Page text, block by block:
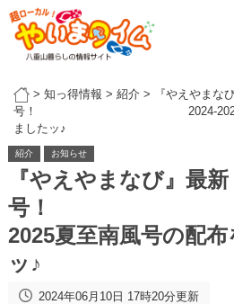
> 知っ得情報 > 紹介>
『やえやまな
号！ 2024-2025夏至南風
ましたッ♪
紹介 お知らせ
『やえやまなび』最新
号！
2025夏至南風号の配
ッ♪
2024年06月10日 17時20分更新